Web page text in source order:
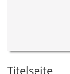
Titelseite